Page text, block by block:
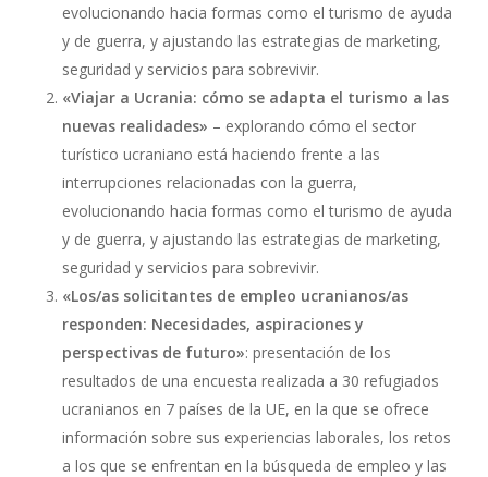
evolucionando hacia formas como el turismo de ayuda
y de guerra, y ajustando las estrategias de marketing,
seguridad y servicios para sobrevivir.
«Viajar a Ucrania: cómo se adapta el turismo a las
nuevas realidades» – explorando cómo el sector
turístico ucraniano está haciendo frente a las
interrupciones relacionadas con la guerra,
evolucionando hacia formas como el turismo de ayuda
y de guerra, y ajustando las estrategias de marketing,
seguridad y servicios para sobrevivir.
«Los/as solicitantes de empleo ucranianos/as
responden: Necesidades, aspiraciones y
perspectivas de futuro»: presentación de los
resultados de una encuesta realizada a 30 refugiados
ucranianos en 7 países de la UE, en la que se ofrece
información sobre sus experiencias laborales, los retos
a los que se enfrentan en la búsqueda de empleo y las